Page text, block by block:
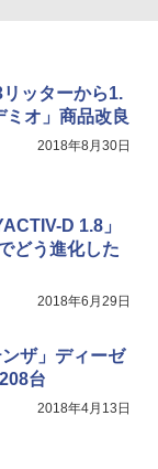
ッターから1.
オ」商品改良
2018年8月30日
D 1.8」
どう進化した
2018年6月29日
ザ」ディーゼ
台
2018年4月13日